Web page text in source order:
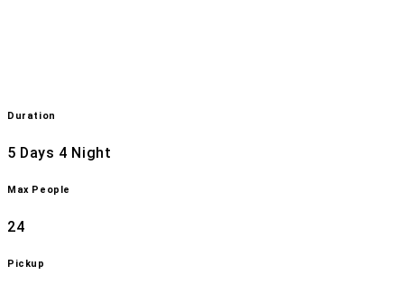
Duration
5 Days 4 Night
Max People
24
Pickup